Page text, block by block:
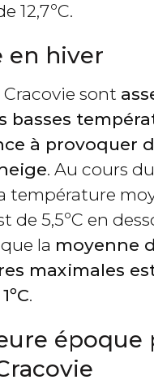
12,7ºC.
en hiver
Cracovie sont
basses
à provoquer
. Au cours
température
de 5,5ºC en
la moyenne
maximales
.
époque